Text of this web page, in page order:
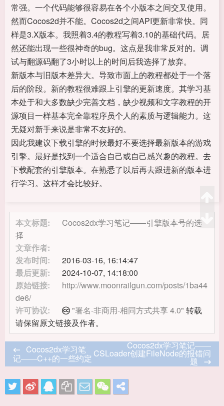
常强。一个代码能够很容易在各个小版本之间交叉使用。
然而Cocos2d并不能。Cocos2d之间API更新非常快。同
样是3.X版本。我照着3.4的教程写着3.10的基础代码。居
然还能出现一些很神奇的bug。这点是我非常反对的。调
试与翻源码翻了3小时以上的时间后我选择了放弃。
新版本与旧版本差异大。导致市面上的教程都处于一个落
后的阶段。新的教程很难跟上引擎的更新速度。其学习基
本处于和大多数缺少完善文档，缺少视频和文字教程的开
源项目一样基本完全靠程序员个人的素质与逻辑能力。这
无疑对新手来说是非常不友好的。
因此我建议下载引擎的时候最好不要选择最新版本的游戏
引擎。最好是找到一个适合自己或自己感兴趣的教程。去
下载配套的引擎版本。在熟悉了以后再去跟进新的版本进
行学习。这样才会比较好。
本文标题:
Cocos2dx学习笔记——引擎版本号的选
择
文章作者:
发布时间:
2016-03-16, 16:14:47
最后更新:
2024-10-07, 14:18:00
原始链接:
http://www.moonrailgun.com/posts/1ba44
de6/
许可协议:
"署名-非商用-相同方式共享 4.0" 转载
请保留原文链接及作者。
Cocos2dx学习笔
记——C++的一些约定
Cocos2dx学习笔记——
CSLoader创建FileNode的报错问
题